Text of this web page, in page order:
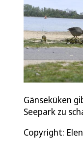
Gänseküken
Seepark zu
Copyright: